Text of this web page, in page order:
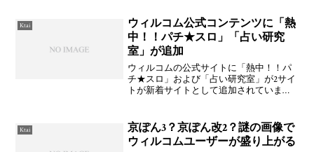
Ktai
ウィルコム公式コンテンツに「熱
中！！パチ★スロ」「占い研究
室」が追加
ウィルコムの公式サイトに「熱中！！パ
チ★スロ」および「占い研究室」が2サイ
トが新着サイトとして追加されていま
「53cal」とか追加してみたり。53calはウ
ィルコムにも対応
Ktai
京ぽん3？京ぽん改2？謎の画像で
ウィルコムユーザーが盛り上がる